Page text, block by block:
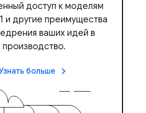
доступ к моделям
и другие преимущества
ваших идей в
производство.
больше keyboard_arrow_right